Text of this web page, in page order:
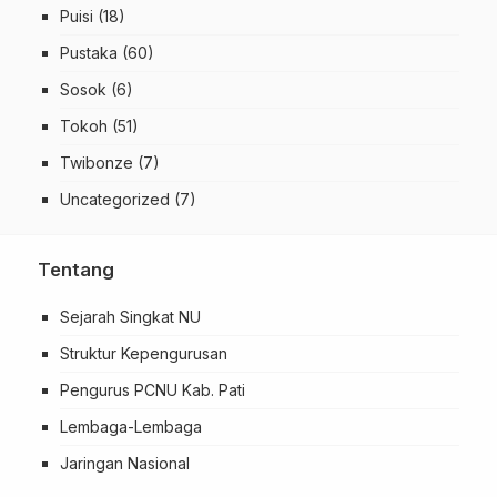
Puisi (18)
Pustaka (60)
Sosok (6)
Tokoh (51)
Twibonze (7)
Uncategorized (7)
Tentang
Sejarah Singkat NU
Struktur Kepengurusan
Pengurus PCNU Kab. Pati
Lembaga-Lembaga
Jaringan Nasional